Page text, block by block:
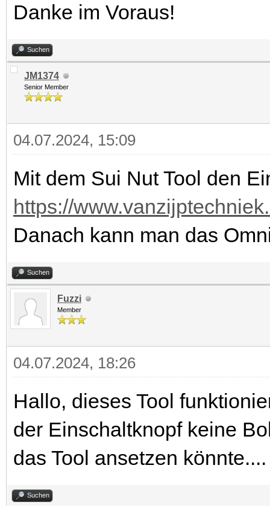
Danke im Voraus!
Suchen
JM1374
Senior Member
04.07.2024, 15:09
Mit dem Sui Nut Tool den
https://
Danach kann man das
Suchen
Fuzzi
Member
04.07.2024, 18:26
Hallo, dieses Tool
der Einschaltknopf keine
das Tool ansetzen könnte....
Suchen